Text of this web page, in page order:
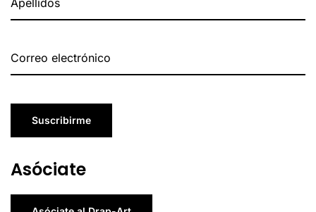
Suscribirme
Asóciate